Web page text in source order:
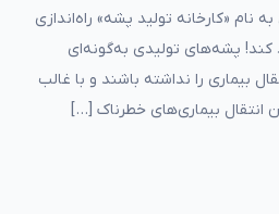
نام «کارخانه تولید پشه» راه‌اندازی
تولید کند! پشه‌های تولیدی به‌گونه‌‌ای
بیماری را نداشته باشند و با غالب
بیماری‌های خطرناک […]